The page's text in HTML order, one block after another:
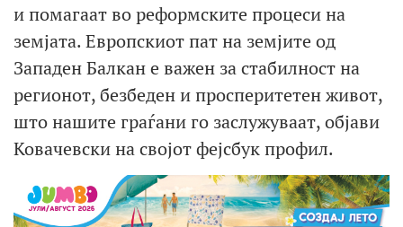
и помагаат во реформските процеси на
земјата. Европскиот пат на земјите од
Западен Балкан е важен за стабилност на
регионот, безбеден и просперитетен живот,
што нашите граѓани го заслужуваат, објави
Ковачевски на својот фејсбук профил.